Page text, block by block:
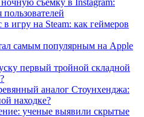
игру на Steam: как геймеров
самым популярным на Apple
первый тройной складной
аналог Стоунхенджа:
находке?
ученые выявили скрытые